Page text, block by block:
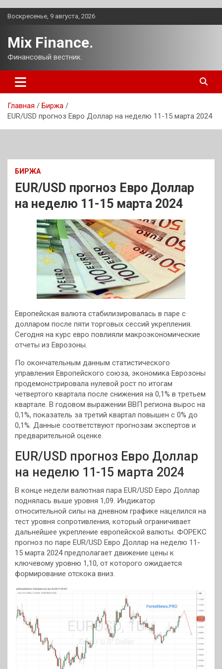
Перейти
Воскресенье, 9 августа, 2026
Mix Finance.
Финансовый вестник.
Главная
Биржа
EUR/USD прогноз Евро Доллар на неделю 11-15 марта 2024
БИРЖА
EUR/USD прогноз Евро Доллар
на неделю 11-15 марта 2024
Европейская валюта стабилизировалась в паре с
долларом после пяти торговых сессий укрепления.
Сегодня на курс евро повлияли макроэкономические
отчеты из Еврозоны.
По окончательным данным статистического
управления Европейского союза, экономика Еврозоны
продемонстрировала нулевой рост по итогам
четвертого квартала после снижения на 0,1% в третьем
квартале. В годовом выражении ВВП региона вырос на
0,1%, показатель за третий квартал повышен с 0% до
0,1%. Данные соответствуют прогнозам экспертов и
предварительной оценке.
EUR/USD прогноз Евро Доллар
на неделю 11-15 марта 2024
В конце недели валютная пара EUR/USD Евро Доллар
поднялась выше уровня 1,09. Индикатор
относительной силы на дневном графике нацелился на
тест уровня сопротивления, который ограничивает
дальнейшее укрепление европейской валюты. ФОРЕКС
прогноз по паре EUR/USD Евро Доллар на неделю 11-
15 марта 2024 предполагает движение цены к
ключевому уровню 1,10, от которого ожидается
формирование отскока вниз.